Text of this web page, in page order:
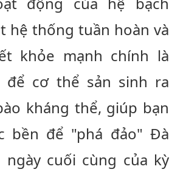
hệ thống tuần hoàn và
khỏe mạnh chính là
để cơ thể sản sinh ra
kháng thể, giúp bạn
bền để "phá đảo" Đà
ngày cuối cùng của kỳ